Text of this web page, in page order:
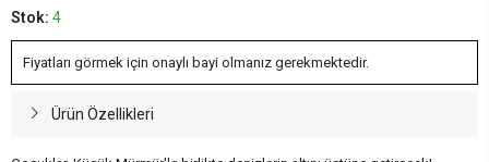
Stok: 4
Fiyatları görmek için onaylı bayi olmanız gerekmektedir.
Ürün Özellikleri